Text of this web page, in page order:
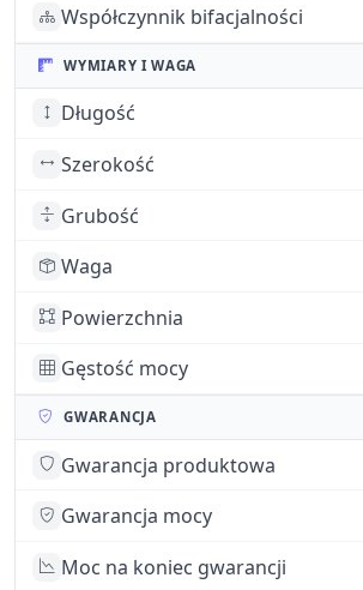
Współczynnik bifacjalności
WYMIARY I WAGA
Długość
Szerokość
Grubość
Waga
Powierzchnia
Gęstość mocy
GWARANCJA
Gwarancja produktowa
Gwarancja mocy
Moc na koniec gwarancji